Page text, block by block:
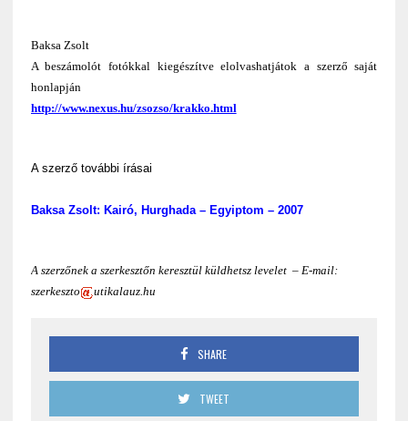
Baksa Zsolt
A beszámolót fotókkal kiegészítve elolvashatjátok a szerző saját
honlapján
http://www.nexus.hu/zsozso/krakko.html
A szerző további írásai
Baksa Zsolt: Kairó, Hurghada – Egyiptom – 2007
A szerzőnek a szerkesztőn keresztül küldhetsz levelet – E-mail:
szerkeszto
utikalauz.hu
SHARE
TWEET